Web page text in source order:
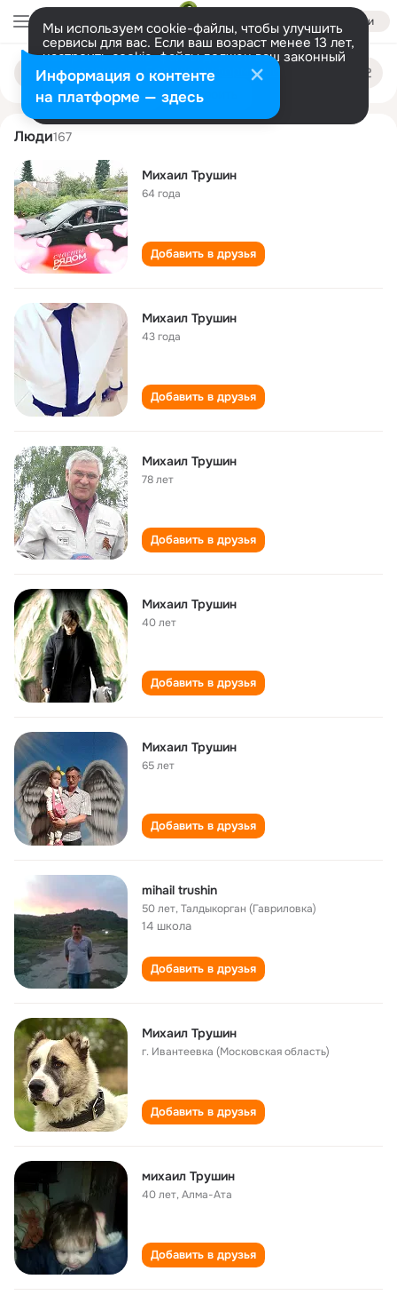
Войти
Мы используем cookie-файлы, чтобы улучшить
сервисы для вас. Если ваш возраст менее 13 лет,
настроить cookie-файлы должен ваш законный
представитель. Больше информации
Разрешить все Настроить
Поиск
людям
mikhail trushin
Люди167
Михаил Трушин
64 года
Добавить в друзья
Михаил Трушин
43 года
Добавить в друзья
Михаил Трушин
78 лет
Добавить в друзья
Михаил Трушин
40 лет
Добавить в друзья
Михаил Трушин
65 лет
Добавить в друзья
mihail trushin
50 лет,Талдыкорган (Гавриловка)
14 школа
Добавить в друзья
Михаил Трушин
г. Ивантеевка (Московская область)
Добавить в друзья
михаил Трушин
40 лет,Алма-Ата
Добавить в друзья
Информация о контенте
на платформе — здесь